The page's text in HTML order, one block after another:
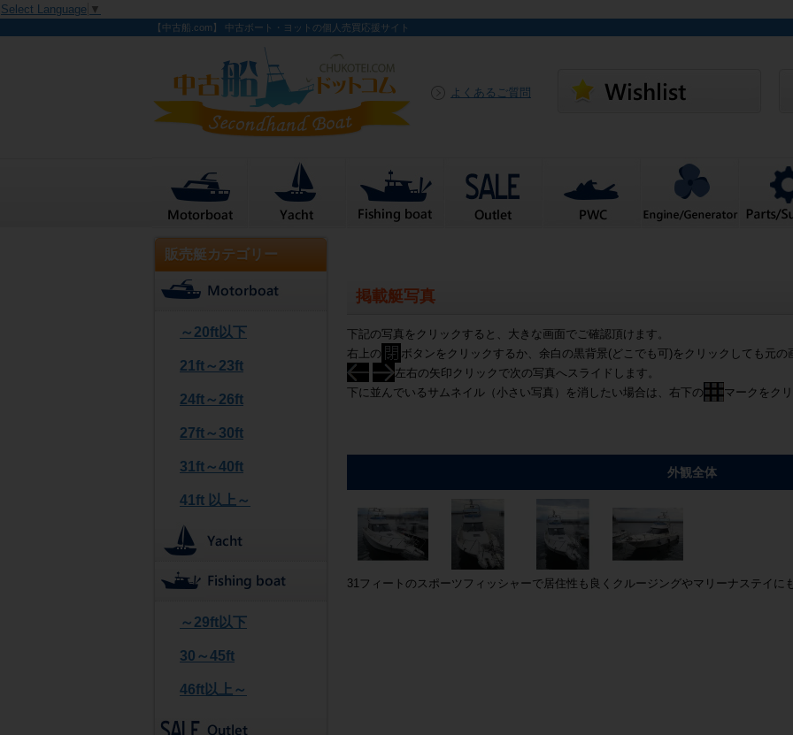
Select Language ▼
【中古船.com】 中古ボート・ヨットの個人売買応援サイト
よくあるご質問
販売艇カテゴリー
～20ft以下
21ft～23ft
24ft～26ft
27ft～30ft
31ft～40ft
41ft 以上～
～29ft以下
30～45ft
46ft以上～
掲載艇写真
下記の写真をクリックすると、大きな画面でご確認頂けます。
右上の
ボタンをクリックするか、余白の黒背景(どこでも可)をクリックしても元の
左右の矢印クリックで次の写真へスライドします。
下に並んでいるサムネイル（小さい写真）を消したい場合は、右下の
マークをク
外観全体
31フィートのスポーツフィッシャーで居住性も良くクルージングやマリーナステイに